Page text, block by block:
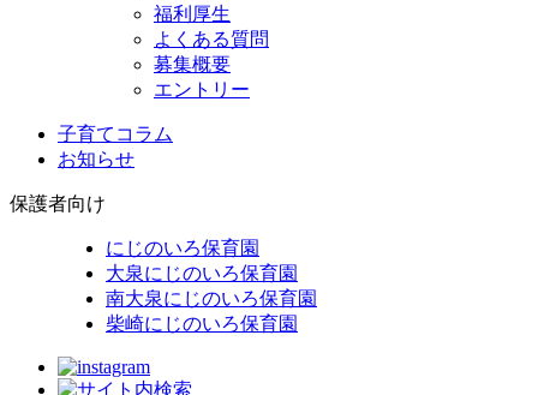
福利厚生
よくある質問
募集概要
エントリー
子育てコラム
お知らせ
保護者向け
にじのいろ保育園
大泉にじのいろ保育園
南大泉にじのいろ保育園
柴崎にじのいろ保育園